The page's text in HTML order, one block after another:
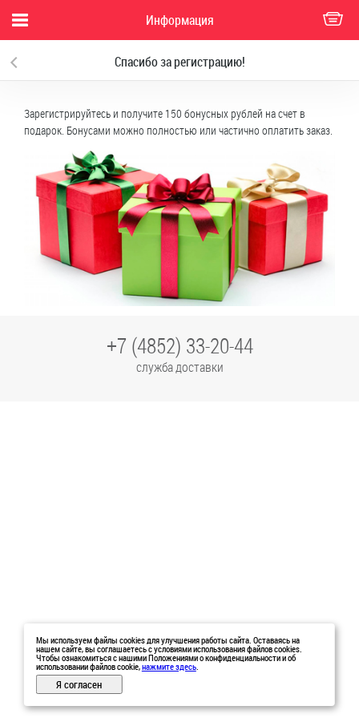
Информация
Спасибо за регистрацию!
Зарегистрируйтесь и получите 150 бонусных рублей на счет в
подарок. Бонусами можно полностью или частично оплатить заказ.
+7 (4852) 33-20-44
служба доставки
Мы используем файлы cookies для улучшения работы сайта. Оставаясь на
нашем сайте, вы соглашаетесь с условиями использования файлов cookies.
Чтобы ознакомиться с нашими Положениями о конфиденциальности и об
использовании файлов cookie,нажмите здесь.
Я согласен